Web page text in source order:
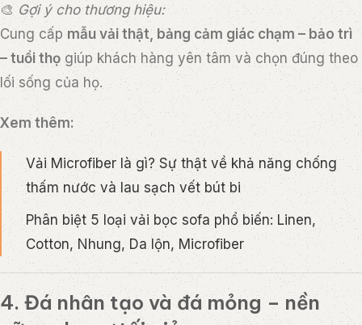
🎨 Gợi ý cho thương hiệu:
Cung cấpmẫu vải thật, bảng cảm giác chạm – bảo trì
– tuổi thọ giúp khách hàng yên tâm và chọn đúng theo
lối sống của họ.
Xem thêm:
Vải Microfiber là gì? Sự thật về khả năng chống
thấm nước và lau sạch vết bút bi
Phân biệt 5 loại vải bọc sofa phổ biến: Linen,
Cotton, Nhung, Da lộn, Microfiber
4. Đá nhân tạo và đá mỏng – nền